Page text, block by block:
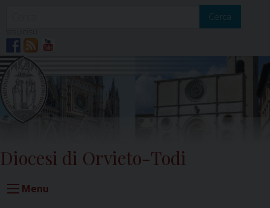
Cerca
Diocesi di Orvieto-Todi
Menu